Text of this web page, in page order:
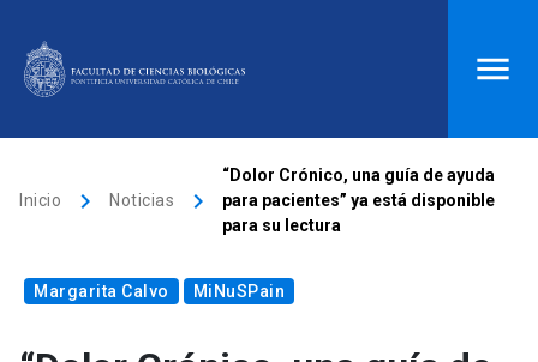
Biblioteca launch Donaciones launch
search
Inicio keyboard_arrow_right Noticias keyboard_arrow_right
“Dolor Crónico, una guía de ayuda
para pacientes” ya está disponible
para su lectura
Margarita Calvo MiNuSPain